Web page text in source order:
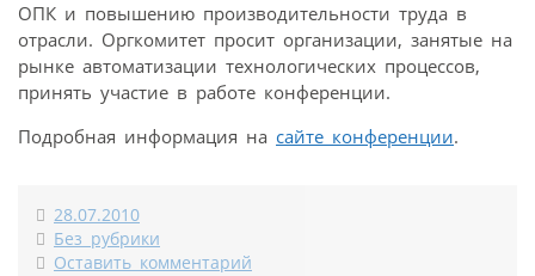
ОПК и повышению производительности труда в
отрасли. Оргкомитет просит организации, занятые на
рынке автоматизации технологических процессов,
принять участие в работе конференции.
Подробная информация на сайте конференции.
28.07.2010
Без рубрики
Оставить комментарий